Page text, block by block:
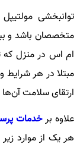
توانبخشی
متخصصان باشد و
ام اس در منزل که
مبتلا در هر شرایط
ارتقای سلامت
علاوه برخدمات
هر یک از موارد زیر